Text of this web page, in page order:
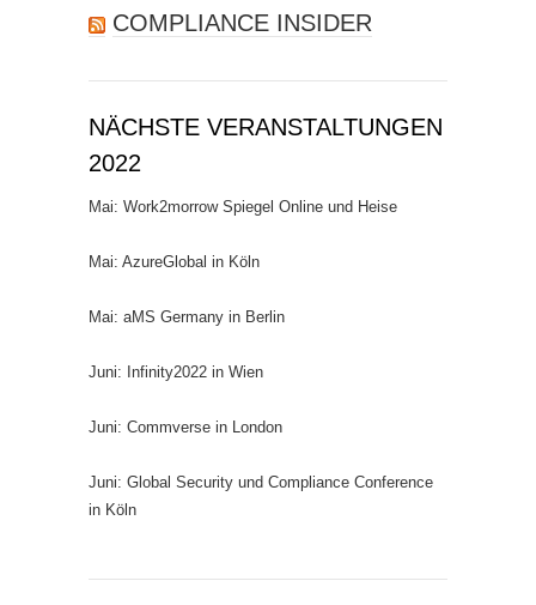
COMPLIANCE INSIDER
NÄCHSTE VERANSTALTUNGEN
2022
Mai: Work2morrow Spiegel Online und Heise
Mai: AzureGlobal in Köln
Mai: aMS Germany in Berlin
Juni: Infinity2022 in Wien
Juni: Commverse in London
Juni: Global Security und Compliance Conference
in Köln